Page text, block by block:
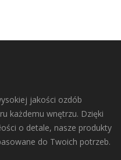
jakości ozdób
każdemu wnętrzu. Dzięki
o detale, nasze produkty
do Twoich potrzeb.